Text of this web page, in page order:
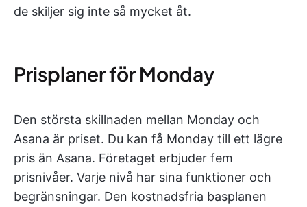
de skiljer sig inte så mycket åt.
Prisplaner för Monday
Den största skillnaden mellan Monday och
Asana är priset. Du kan få Monday till ett lägre
pris än Asana. Företaget erbjuder fem
prisnivåer. Varje nivå har sina funktioner och
begränsningar. Den kostnadsfria basplanen